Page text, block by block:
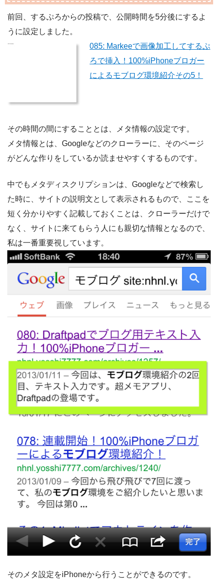
前回、するぷろからの投稿で、公開時間を5分後にするよ
うに設定しました。
085: Markeeで画像加工してするぷ
ろで挿入！100%iPhoneブロガー
によるモブログ環境紹介その5！
その時間の間にすることとは、メタ情報の設定です。
メタ情報とは、Googleなどのクローラーに、そのページ
がどんな作りをしているか読ませやすくするものです。
中でもメタディスクリプションは、Googleなどで検索し
た時に、サイトの説明文として表示されるもので、ここを
短く分かりやすく記載しておくことは、クローラーだけで
なく、サイトに来てもらう人にも親切な情報となるので、
私は一番重要視しています。
そのメタ設定をiPhoneから行うことができるのです。